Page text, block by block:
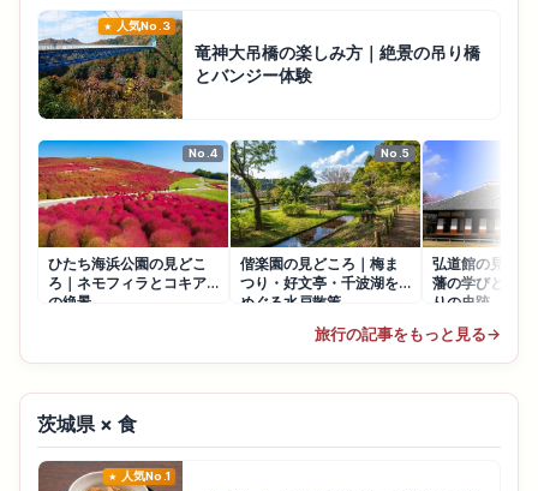
人気No.3
竜神大吊橋の楽しみ方｜絶景の吊り橋
とバンジー体験
No.4
ひたち海浜公園の見どこ
ろ｜ネモフィラとコキア
の絶景
No.5
偕楽園の見どころ｜梅ま
つり・好文亭・千波湖を
めぐる水戸散策
弘道館の見どこ
藩の学びと徳川
りの史跡
旅行の記事をもっと見る→
茨城県 × 食
人気No.1